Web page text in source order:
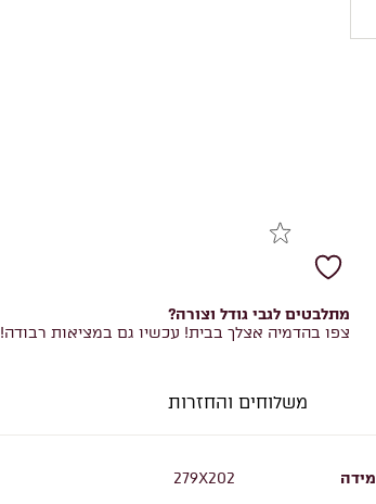
מתלבטים לגבי גודל וצורה?
צפו בהדמיה אצלך בבית! עכשיו גם במציאות רבודה!
משלוחים והחזרות
מידה 279X202